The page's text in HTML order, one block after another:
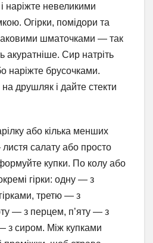
і наріжте невеликими
Огірки, помідори та
шматочками — так
акуратніше. Сир натріть
наріжте брусочками.
на друшляк і дайте стекти
або кілька менших
салату або просто
купки. По колу або
гірки: одну — з
третю — з
— з перцем, п’яту — з
з сиром. Між купками